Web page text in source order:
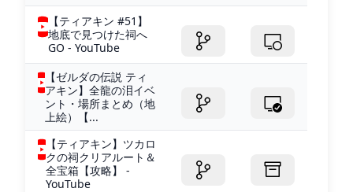
【ティアキン #51】
地底で見つけた祠へ
GO - YouTube
【ゼルダの伝説 ティ
アキン】全龍の泪イベ
ント・場所まとめ（地
上絵）【...
【ティアキン】ツカロ
クの祠クリアルート＆
全宝箱【攻略】 -
YouTube